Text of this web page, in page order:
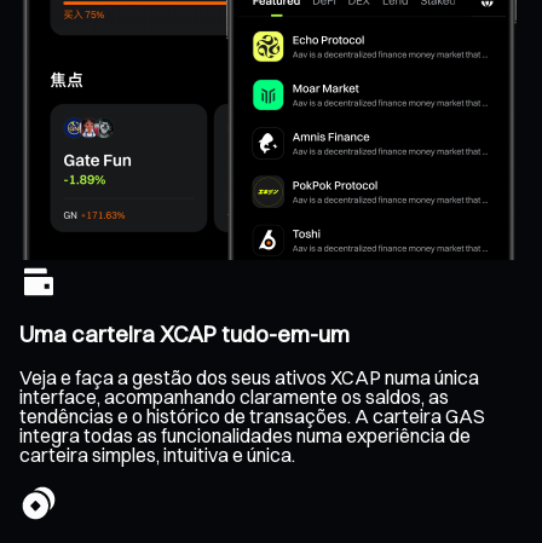
Uma carteira XCAP tudo-em-um
Veja e faça a gestão dos seus ativos XCAP numa única
interface, acompanhando claramente os saldos, as
tendências e o histórico de transações. A carteira GAS
integra todas as funcionalidades numa experiência de
carteira simples, intuitiva e única.